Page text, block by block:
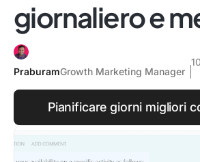
giornaliero e
PraburamGrowth Marketing Manager
Pianificare giorni migliori